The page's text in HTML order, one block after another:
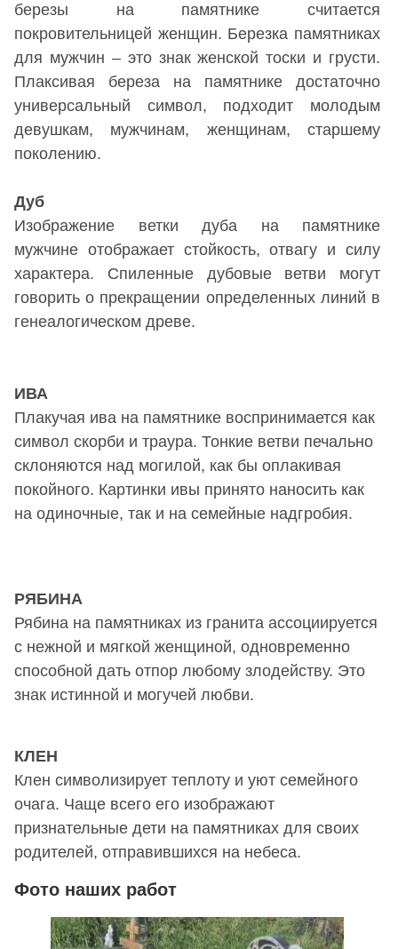
березы на памятнике считается
покровительницей женщин. Березка памятниках
для мужчин – это знак женской тоски и грусти.
Плаксивая береза на памятнике достаточно
универсальный символ, подходит молодым
девушкам, мужчинам, женщинам, старшему
поколению.
Дуб
Изображение ветки дуба на памятнике
мужчине отображает стойкость, отвагу и силу
характера. Спиленные дубовые ветви могут
говорить о прекращении определенных линий в
генеалогическом древе.
ИВА
Плакучая ива на памятнике воспринимается как
символ скорби и траура. Тонкие ветви печально
склоняются над могилой, как бы оплакивая
покойного. Картинки ивы принято наносить как
на одиночные, так и на семейные надгробия.
РЯБИНА
Рябина на памятниках из гранита ассоциируется
с нежной и мягкой женщиной, одновременно
способной дать отпор любому злодейству. Это
знак истинной и могучей любви.
КЛЕН
Клен символизирует теплоту и уют семейного
очага. Чаще всего его изображают
признательные дети на памятниках для своих
родителей, отправившихся на небеса.
Фото наших работ